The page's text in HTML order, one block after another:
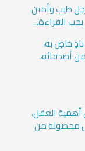
طيب وأمين
يحب القراءة...
خاصٍ به،
أصدقائه،
العقل،
محصوله من